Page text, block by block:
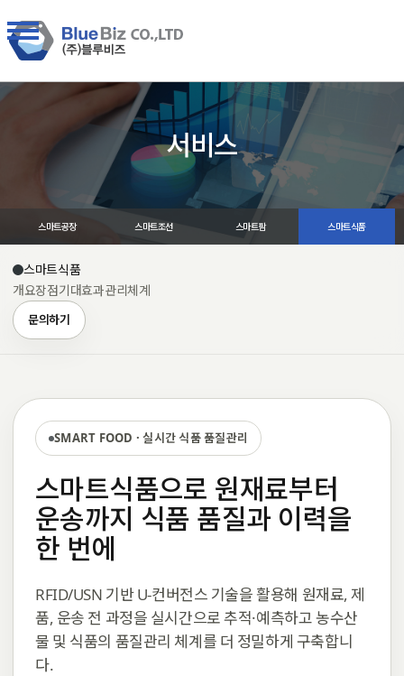
서비스
스마트공장 스마트조선 스마트팜 스마트식품
스마트식품
개요장점기대효과관리체계
문의하기
SMART FOOD · 실시간 식품 품질관리
스마트식품으로 원재료부터
운송까지 식품 품질과 이력을
한 번에
RFID/USN 기반 U-컨버전스 기술을 활용해 원재료, 제
품, 운송 전 과정을 실시간으로 추적·예측하고 농수산
물 및 식품의 품질관리 체계를 더 정밀하게 구축합니
다.